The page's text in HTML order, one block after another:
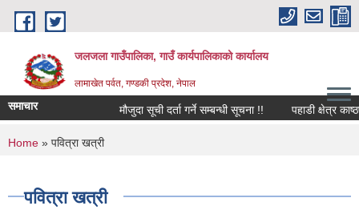
Skip to main content
जलजला गाउँपालिका, गाउँ कार्यपालिकाको कार्यालय
लामाखेत पर्वत, गण्डकी प्रदेश, नेपाल
समाचार मौजुदा सूची दर्ता गर्ने सम्बन्धी सूचना !! पहाडी क्षेत्र
You are here
Home » पवित्रा खत्री
पवित्रा खत्री